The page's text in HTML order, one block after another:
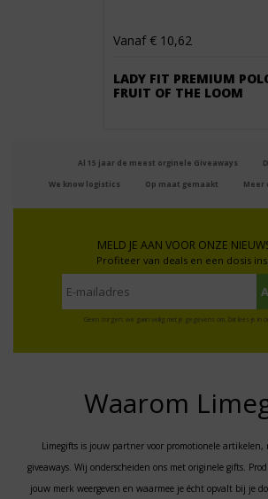
Vanaf € 10,62
LADY FIT PREMIUM
FRUIT OF THE LOOM
Al 15 jaar de meest orginele Giveaways
We know logistics Op maat gemaakt Meer
MELD JE AAN VOOR ONZE
Profiteer van deals en een dosis
Geen zorgen: we gaan veilig met je gegevens om. Dat lees je in
Waarom
Limegifts is jouw partner voor promotionele artikelen,
giveaways. Wij onderscheiden ons met originele gifts.
jouw merk weergeven en waarmee je écht opvalt bij je